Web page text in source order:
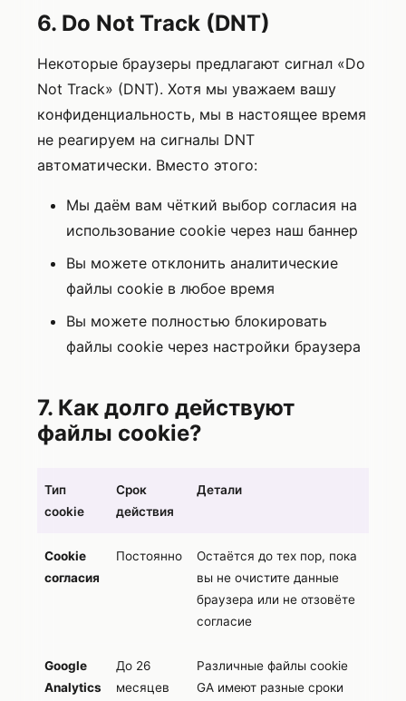
6. Do Not Track (DNT)
Некоторые браузеры предлагают сигнал «Do
Not Track» (DNT). Хотя мы уважаем вашу
конфиденциальность, мы в настоящее время
не реагируем на сигналы DNT
автоматически. Вместо этого:
Мы даём вам чёткий выбор согласия на
использование cookie через наш баннер
Вы можете отклонить аналитические
файлы cookie в любое время
Вы можете полностью блокировать
файлы cookie через настройки браузера
7. Как долго действуют
файлы cookie?
Тип
cookie
Срок
действия
Детали
Cookie
согласия
Постоянно
Остаётся до тех пор, пока
вы не очистите данные
браузера или не отзовёте
согласие
Google
Analytics
До 26
месяцев
Различные файлы cookie
GA имеют разные сроки